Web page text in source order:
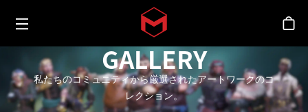
Skip to main content
Toggle menu
シ
GALLERY
私たちのコミュニティから厳選されたアートワークのコ
レクション。